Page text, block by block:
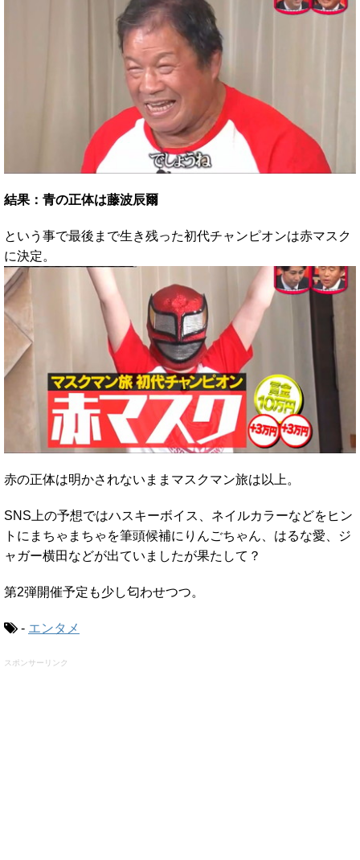
結果：青の正体は藤波辰爾
という事で最後まで生き残った初代チャンピオンは赤マスク
に決定。
赤の正体は明かされないままマスクマン旅は以上。
SNS上の予想ではハスキーボイス、ネイルカラーなどをヒン
トにまちゃまちゃを筆頭候補にりんごちゃん、はるな愛、ジ
ャガー横田などが出ていましたが果たして？
第2弾開催予定も少し匂わせつつ。
- エンタメ
スポンサーリンク